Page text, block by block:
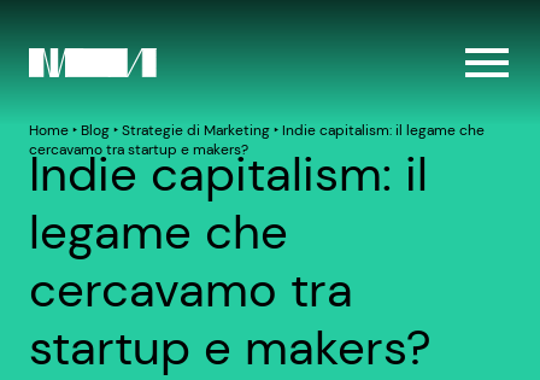
Home‣ Blog‣Strategie di Marketing‣ Indie capitalism: il legame che
cercavamo tra startup e makers?
Indie capitalism: il
legame che
cercavamo tra
startup e makers?